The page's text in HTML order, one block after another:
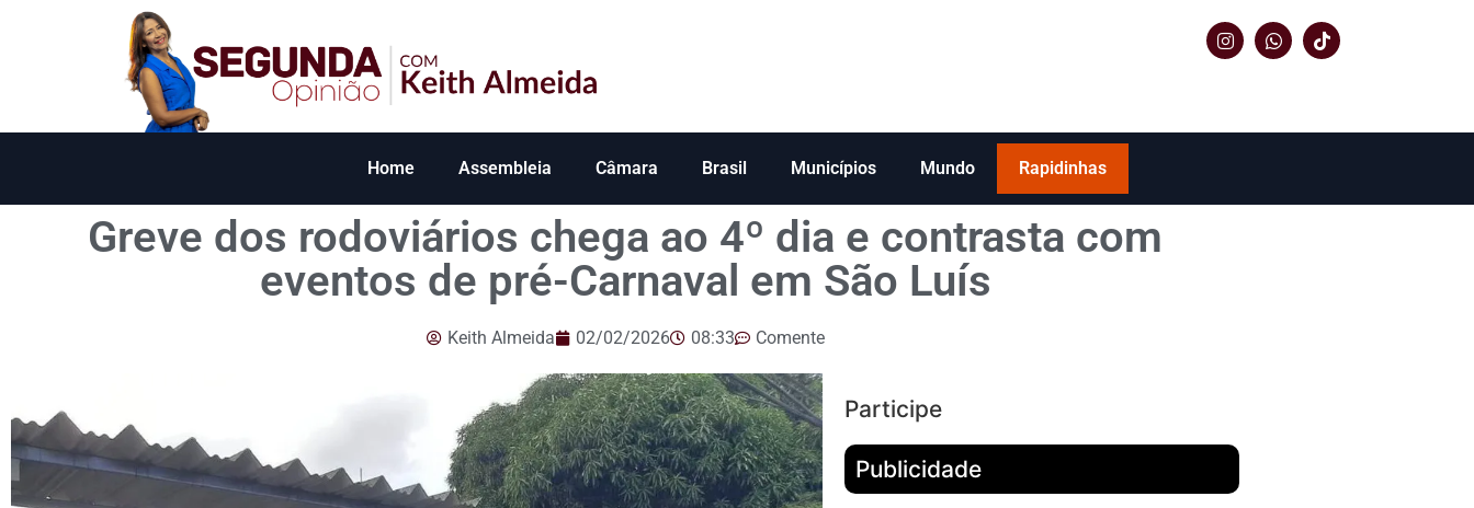
Home Assembleia Câmara Brasil Municípios Mundo Rapidinhas
Greve dos rodoviários chega ao 4º dia e contrasta com
eventos de pré-Carnaval em São Luís
Keith Almeida 02/02/2026 08:33 Comente
Participe
Publicidade